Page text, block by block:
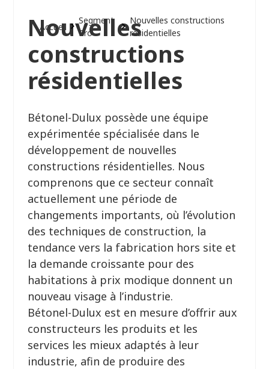
Accueil
Segment
Pro
Nouvelles constructions
résidentielles
Nouvelles
constructions
résidentielles
Bétonel-Dulux possède une équipe
expérimentée spécialisée dans le
développement de nouvelles
constructions résidentielles. Nous
comprenons que ce secteur connaît
actuellement une période de
changements importants, où l’évolution
des techniques de construction, la
tendance vers la fabrication hors site et
la demande croissante pour des
habitations à prix modique donnent un
nouveau visage à l’industrie.
Bétonel-Dulux est en mesure d’offrir aux
constructeurs les produits et les
services les mieux adaptés à leur
industrie, afin de produire des